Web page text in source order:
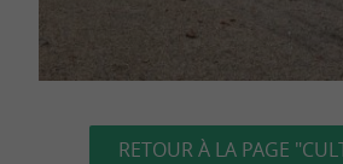
RETOUR À LA PAGE